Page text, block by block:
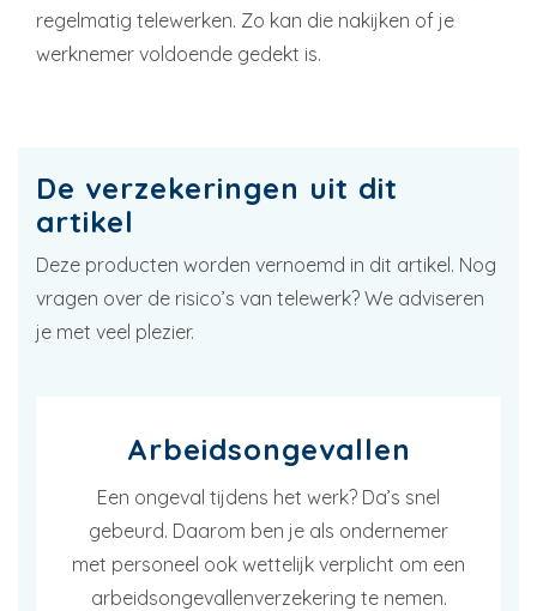
regelmatig telewerken. Zo kan die nakijken of je
werknemer voldoende gedekt is.
De verzekeringen uit dit
artikel
Deze producten worden vernoemd in dit artikel. Nog
vragen over de risico’s van telewerk? We adviseren
je met veel plezier.
Arbeidsongevallen
Een ongeval tijdens het werk? Da’s snel
gebeurd. Daarom ben je als ondernemer
met personeel ook wettelijk verplicht om een
arbeidsongevallenverzekering te nemen.